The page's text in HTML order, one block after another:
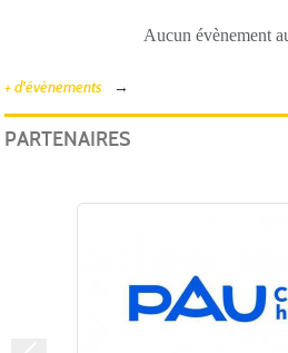
Aucun évènement
+ d'évènements
PARTENAIRES